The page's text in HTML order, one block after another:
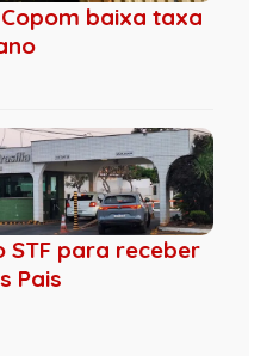
baixa taxa
STF para receber
Pais